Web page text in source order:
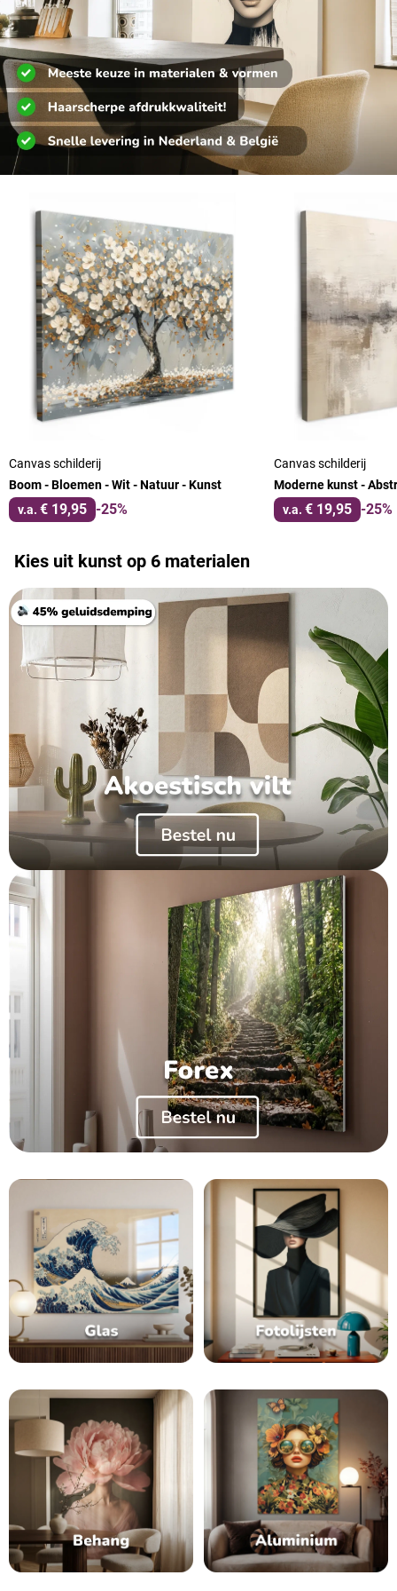
Canvas schilderij
Boom - Bloemen - Wit - Natuur - Kunst
v.a. € 19,95 -25%
Canvas schilderij
Moderne kunst -
v.a. € 19,95 -25%
Kies uit kunst op 6 materialen